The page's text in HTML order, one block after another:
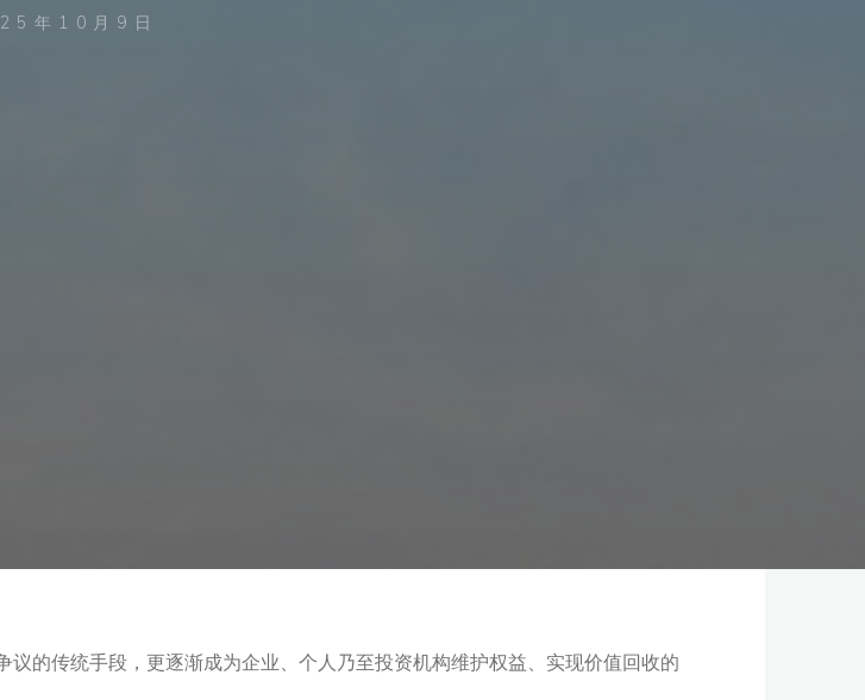
年10月9日
的传统手段，更逐渐成为企业、个人乃至投资机构维护权益、实现价值回收的